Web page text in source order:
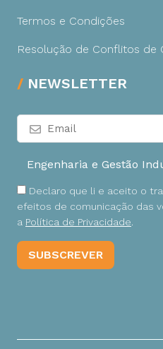
Termos e Condições
Resolução de Conflitos de
NEWSLETTER
Declaro que li e aceito o
efeitos de comunicação das
a Política de Privacidade